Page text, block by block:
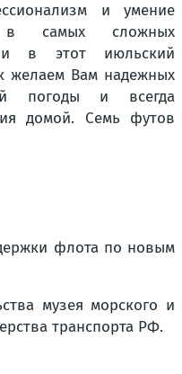
и умение
в самых сложных
и в этот июльский
желаем Вам надежных
погоды и всегда
домой. Семь футов
флота по новым
музея морского и
транспорта РФ.